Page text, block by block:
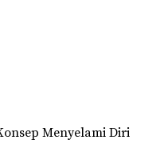
Menyelami Diri